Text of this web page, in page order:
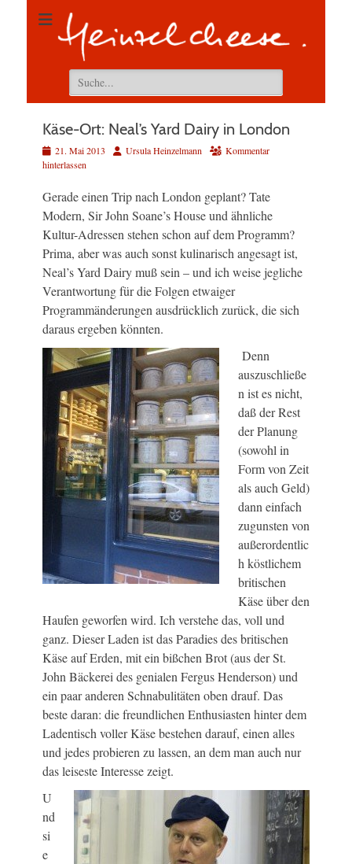
Suchen
nach:
Käse-Ort: Neal’s Yard Dairy in London
Veröffentlicht
am
21. Mai 2013 AutorUrsula Heinzelmann
Kommentar
hinterlassen
Gerade einen Trip nach London geplant? Tate
Modern, Sir John Soane’s House und ähnliche
Kultur-Adressen stehen schon auf dem Programm?
Prima, aber was auch sonst kulinarisch angesagt ist,
Neal’s Yard Dairy muß sein – und ich weise jegliche
Verantwortung für die Folgen etwaiger
Programmänderungen ausdrücklich zurück, die sich
daraus ergeben könnten.
Denn
auszuschließe
n ist es nicht,
daß der Rest
der Planung
(sowohl in
Form von Zeit
als auch Geld)
dann einfach
zugunsten von
außerordentlic
h köstlichem
britischen
Käse über den
Haufen geworfen wird. Ich verstehe das, voll und
ganz. Dieser Laden ist das Paradies des britischen
Käse auf Erden, mit ein bißchen Brot (aus der St.
John Bäckerei des genialen Fergus Henderson) und
ein paar anderen Schnabulitäten oben drauf. Das
beste daran: die freundlichen Enthusiasten hinter dem
Ladentisch voller Käse bestehen darauf, einen alles
und jedes probieren zu lassen, an dem man auch nur
das leiseste Interesse zeigt.
U
nd
si
e